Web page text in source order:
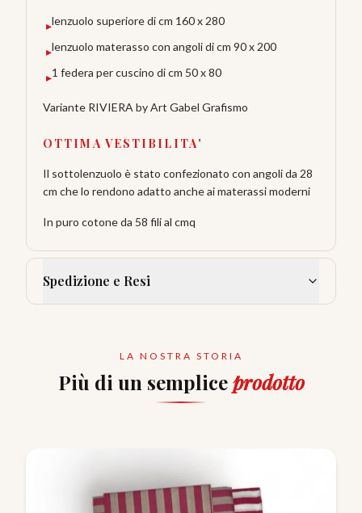
▸lenzuolo superiore di cm 160 x 280
▸lenzuolo materasso con angoli di cm 90 x 200
▸1 federa per cuscino di cm 50 x 80
Variante RIVIERA by Art Gabel Grafismo
OTTIMA VESTIBILITA'
Il sottolenzuolo è stato confezionato con angoli da 28
cm che lo rendono adatto anche ai materassi moderni
In puro cotone da 58 fili al cmq
Spedizione e Resi
LA NOSTRA STORIA
Più di un sempliceprodotto